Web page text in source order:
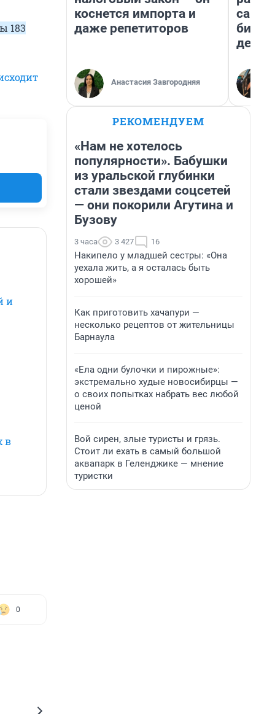
183
и
в
0
коснется импорта и
даже репетиторов
Анастасия Завгородняя
РЕКОМЕНДУЕМ
«Нам не хотелось
популярности». Бабушки
из уральской глубинки
стали звездами соцсетей
— они покорили Агутина и
Бузову
3 часа 3 427 16
Накипело у младшей сестры: «Она
уехала жить, а я осталась быть
хорошей»
Как приготовить хачапури —
несколько рецептов от жительницы
Барнаула
«Ела одни булочки и пирожные»:
экстремально худые новосибирцы —
о своих попытках набрать вес любой
ценой
Вой сирен, злые туристы и грязь.
Стоит ли ехать в самый большой
аквапарк в Геленджике — мнение
туристки